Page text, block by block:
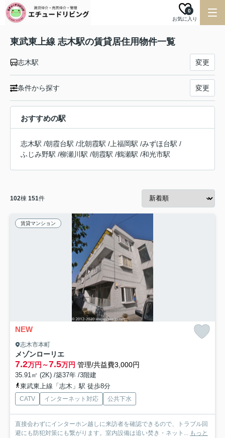
お気に入り
0
東武東上線 志木駅の賃貸居住用物件一覧
志木駅 変更
条件から探す 変更
おすすめの駅
志木駅 /朝霞台駅 /北朝霞駅 / 上福岡駅 /みずほ台駅 /
ふじみ野駅 /柳瀬川駅 /朝霞駅 /鶴瀬駅 /和光市駅
102棟 151件
賃貸マンション
NEW
志木市本町
メゾンローリエ
7.2万円～7.5万円 管理/共益費3,000円
35.91㎡ (2K) /築37年 /3階建
東武東上線「志木」駅 徒歩8分
CATV インターネット対応 公共下水
直接会わずにインターホン越しに来訪者を確認できるので、トラブル回
避にも防犯対策にも繋がります。室内設備は追い焚き・ネット... もっと